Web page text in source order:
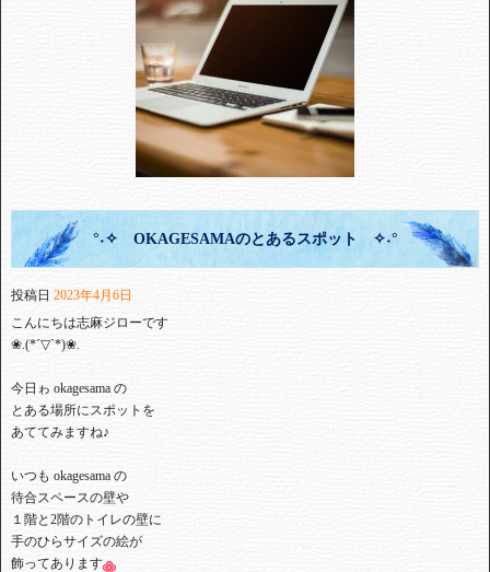
°˖✧ OKAGESAMAのとあるスポット ✧˖°
投稿日 2023年4月6日
こんにちは志麻ジローです⁡
⁡❀.(*´▽`*)❀.⁡
⁡今日ゎ okagesama の⁡
⁡とある場所にスポットを⁡
⁡あててみますね♪
⁡いつも okagesama の⁡
⁡待合スペースの壁や⁡
⁡１階と2階のトイレの壁に⁡
⁡手のひらサイズの絵が⁡
⁡飾ってあります